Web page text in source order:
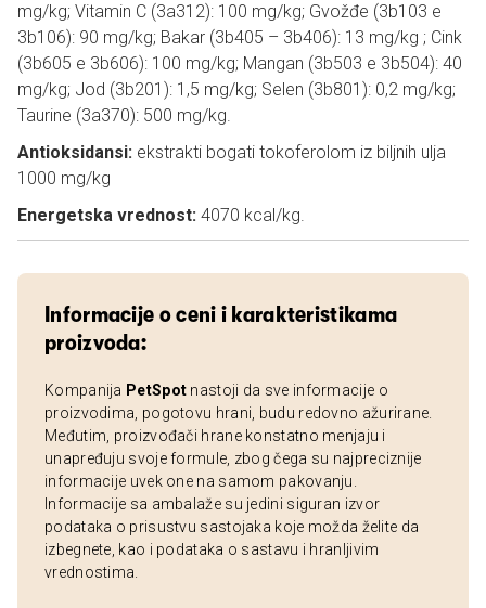
mg/kg; Vitamin C (3a312): 100 mg/kg; Gvožđe (3b103 e
3b106): 90 mg/kg; Bakar (3b405 – 3b406): 13 mg/kg ; Cink
(3b605 e 3b606): 100 mg/kg; Mangan (3b503 e 3b504): 40
mg/kg; Jod (3b201): 1,5 mg/kg; Selen (3b801): 0,2 mg/kg;
Taurine (3a370): 500 mg/kg.
Antioksidansi: ekstrakti bogati tokoferolom iz biljnih ulja
1000 mg/kg
Energetska vrednost: 4070 kcal/kg.
Informacije o ceni i karakteristikama
proizvoda:
Kompanija PetSpot nastoji da sve informacije o
proizvodima, pogotovu hrani, budu redovno ažurirane.
Međutim, proizvođači hrane konstatno menjaju i
unapređuju svoje formule, zbog čega su najpreciznije
informacije uvek one na samom pakovanju.
Informacije sa ambalaže su jedini siguran izvor
podataka o prisustvu sastojaka koje možda želite da
izbegnete, kao i podataka o sastavu i hranljivim
vrednostima.